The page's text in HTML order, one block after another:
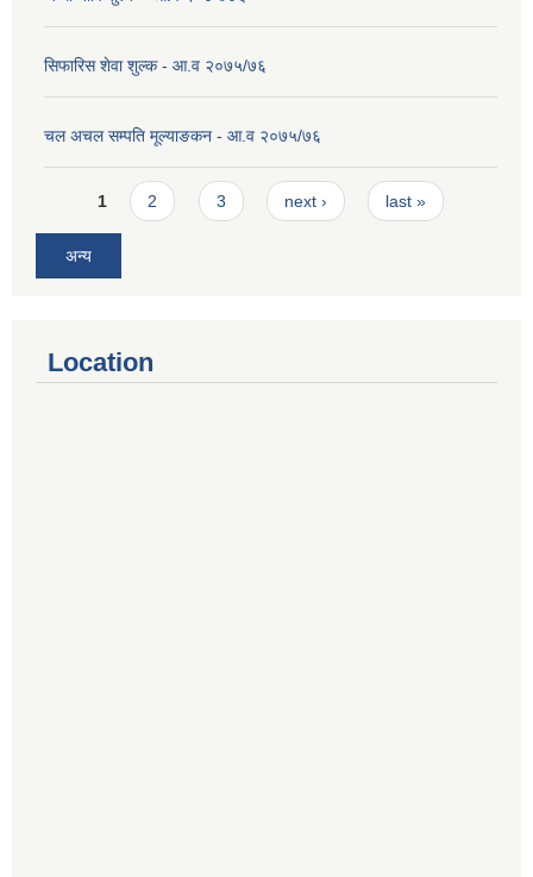
सिफारिस शेवा शुल्क - आ.व २०७५/७६
चल अचल सम्पति मूल्याङकन - आ.व २०७५/७६
Pages
1 2 3 next › last »
अन्य
Location